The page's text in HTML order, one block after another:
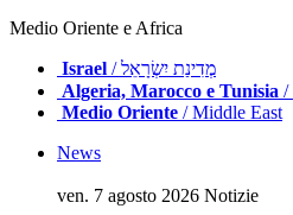
Medio Oriente e Africa
Israel
/ מְדִינַת יִשְׂרָאֵל
Algeria, Marocco e Tunisia
Medio Oriente / Middle East
News
ven. 7 agosto 2026 Notizie